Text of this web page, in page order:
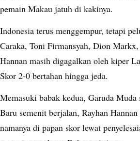
pemain Makau jatuh di kakinya.
Indonesia terus menggempur, tetapi
Caraka, Toni Firmansyah, Dion Markx,
Hannan masih digagalkan oleh kiper
Skor 2-0 bertahan hingga jeda.
Memasuki babak kedua, Garuda Muda
Baru semenit berjalan, Rayhan
namanya di papan skor lewat